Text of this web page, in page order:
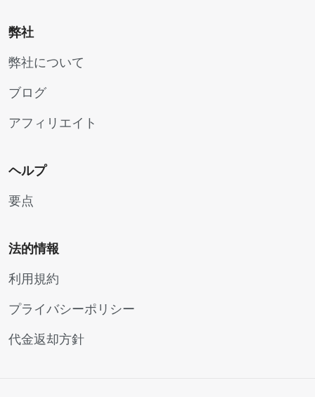
弊社
弊社について
ブログ
アフィリエイト
ヘルプ
要点
法的情報
利用規約
プライバシーポリシー
代金返却方針